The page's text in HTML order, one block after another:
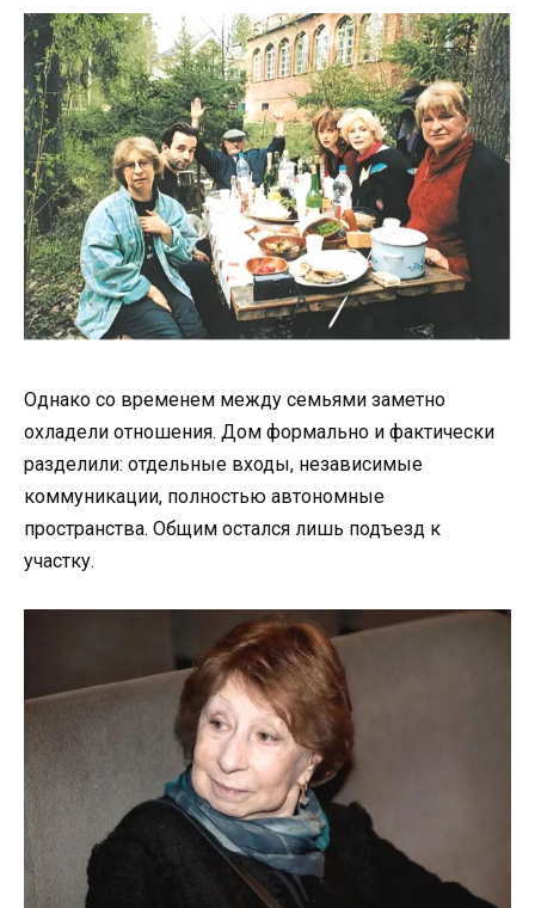
Однако со временем между семьями заметно
охладели отношения. Дом формально и фактически
разделили: отдельные входы, независимые
коммуникации, полностью автономные
пространства. Общим остался лишь подъезд к
участку.